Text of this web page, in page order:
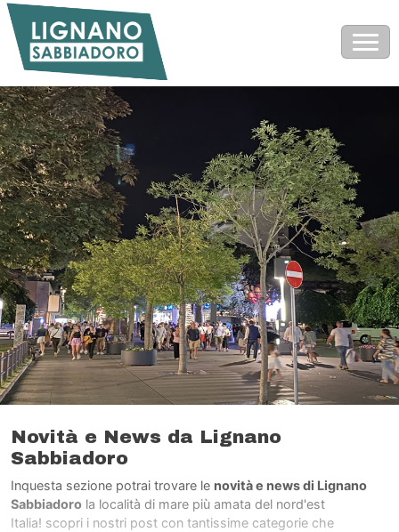
Novità e News da Lignano
Sabbiadoro
Inquesta sezione potrai trovare le novità e news di Lignano
Sabbiadoro la località di mare più amata del nord'est
Italia! scopri i nostri post con tantissime categorie che